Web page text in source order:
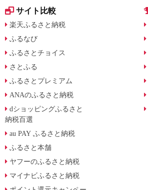
サイト比較
楽天ふるさと納税
ふるなび
ふるさとチョイス
さとふる
ふるさとプレミアム
ANAのふるさと納税
dショッピングふるさと
納税百選
au PAY ふるさと納税
ふるさと本舗
ヤフーのふるさと納税
マイナビふるさと納税